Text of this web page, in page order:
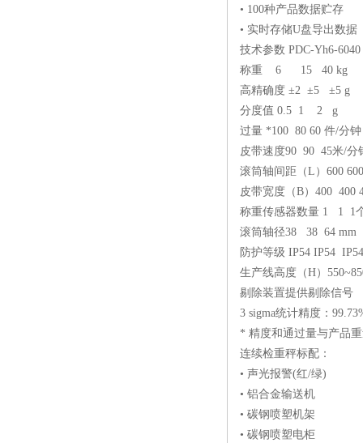
• 100种产品数据贮存
• 实时存储U盘导出数据
技术参数 PDC-Yh6-6040
称重
6 15 40 kg
高精确度 ±2 ±5
±5 g
分度值 0.5 1
2 g
过量 *100 80 60 件/分钟
皮带速度90 90 45米/分
滚筒轴间距（L）600 600
皮带宽度（B）400 400
称重传感器数量 1 1
1
滚筒轴径38
38 64 mm
防护等级 IP54 IP54 IP54
生产线高度（H）
剔除装置提供剔除信号
3 sigma统计精度：
* 精度和通过量与产品
连续检重秤标配：
• 声光报警(红/绿)
• 铝合金输送机
• 碳钢喷塑机架
• 碳钢喷塑电柜